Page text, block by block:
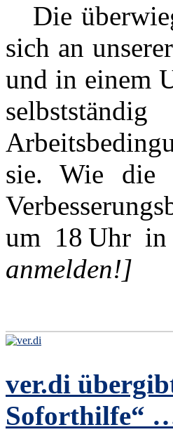
Die
sich an
und in einem
sie. Wie die
um 18 Uhr in
anmelden!]
ver.di
Soforthilfe“